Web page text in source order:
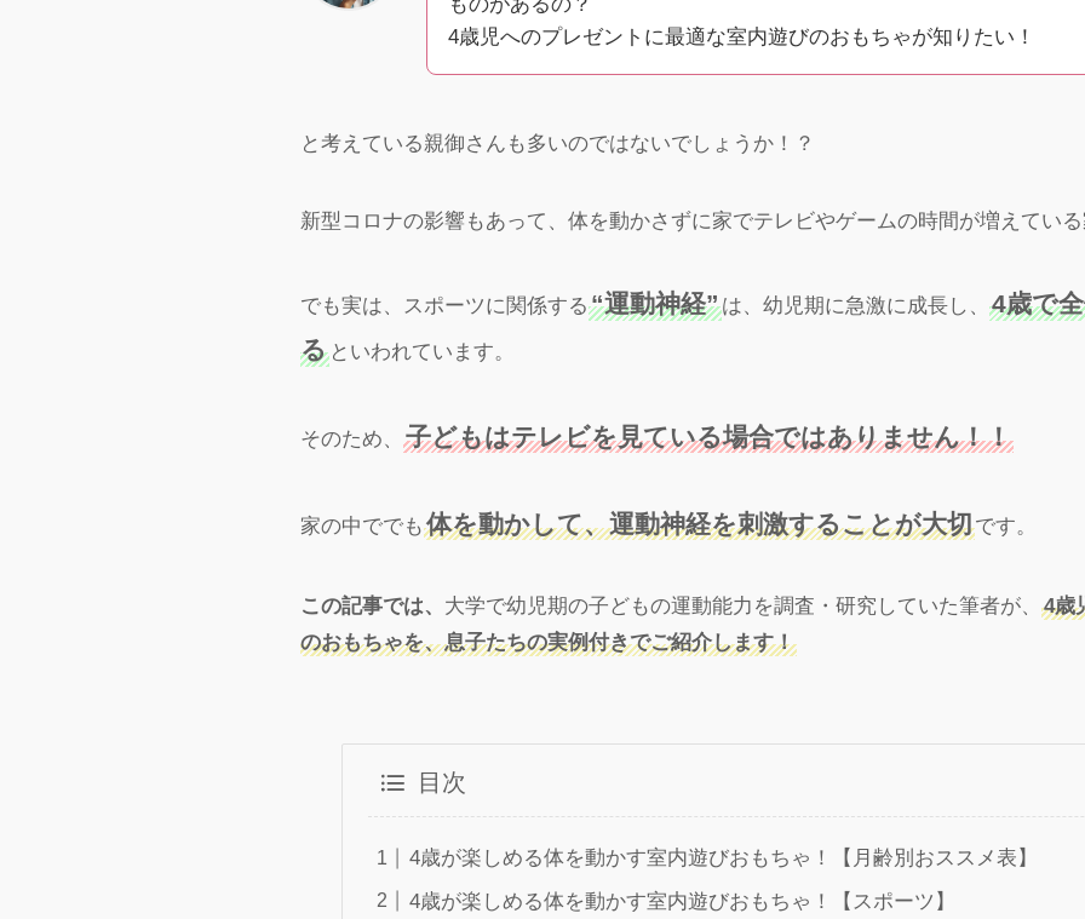
4歳児へのプレゼントに最適な室内遊びのおもちゃが知りたい！
と考えている親御さんも多いのではないでしょうか！？
新型コロナの影響もあって、体を動かさずに家でテレビやゲームの時間が増えてい
でも実は、スポーツに関係する “運動神経”は、幼児期に急激に成長し、
4歳で
る といわれています。
そのため、 子どもはテレビを見ている場合ではありません！！
家の中ででも 体を動かして、運動神経を刺激することが大切です。
この記事では、 大学で幼児期の子どもの運動能力を調査・研究していた筆者が、
4歳
のおもちゃを、息子たちの実例付きでご紹介します！
目次
4歳が楽しめる体を動かす室内遊びおもちゃ！【月齢別おススメ表】
4歳が楽しめる体を動かす室内遊びおもちゃ！【スポーツ】